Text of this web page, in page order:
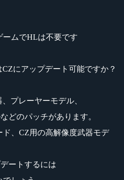
ームでHLは不要です
にアップデート可能ですか？
プレーヤーモデル、
どのパッチがあります。
ド、CZ用の高解像度武器モデ
ートするには